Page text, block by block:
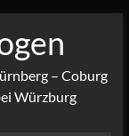
– Coburg
Würzburg